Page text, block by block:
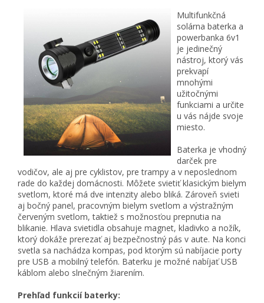
Multifunkčná
solárna baterka a
powerbanka 6v1
je jedinečný
nástroj, ktorý vás
prekvapí
mnohými
užitočnými
funkciami a určite
u vás nájde svoje
miesto.
Baterka je vhodný
darček pre
vodičov, ale aj pre cyklistov, pre trampy a v neposlednom
rade do každej domácnosti. Môžete svietiť klasickým bielym
svetlom, ktoré má dve intenzity alebo bliká. Zároveň svieti
aj bočný panel, pracovným bielym svetlom a výstražným
červeným svetlom, taktiež s možnosťou prepnutia na
blikanie. Hlava svietidla obsahuje magnet, kladivko a nožík,
ktorý dokáže prerezať aj bezpečnostný pás v aute. Na konci
svetla sa nachádza kompas, pod ktorým sú nabíjacie porty
pre USB a mobilný telefón. Baterku je možné nabíjať USB
káblom alebo slnečným žiarením.
Prehľad funkcií baterky: